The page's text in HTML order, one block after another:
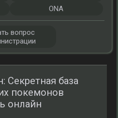
Секретная база
покемонов
онлайн
ONA
вопрос